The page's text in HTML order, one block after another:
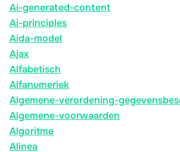
Ai-generated-content
Ai-principles
Aida-model
Ajax
Alfabetisch
Alfanumeriek
Algemene-verordening-
Algemene-voorwaarden
Algoritme
Alinea